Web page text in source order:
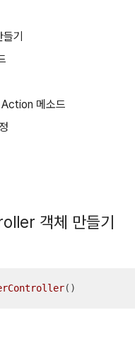
기
메소드
객체 만들기
()